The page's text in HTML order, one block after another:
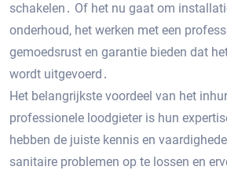
schakelen․ Of het nu gaat om
onderhoud, het werken met een
gemoedsrust en garantie bieden dat
wordt uitgevoerd․
Het belangrijkste voordeel van het
professionele loodgieter is hun
hebben de juiste kennis en
sanitaire problemen op te lossen en